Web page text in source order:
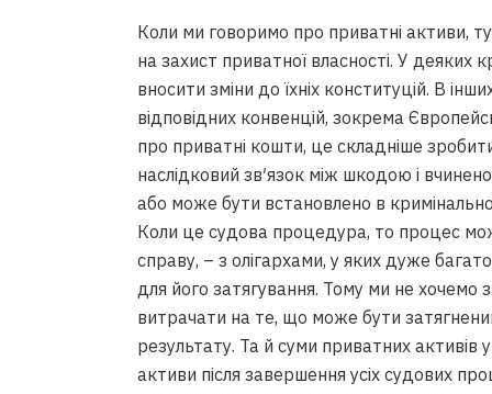
Коли ми говоримо про приватні активи,
на захист приватної власності. У деяких
вносити зміни до їхніх конституцій. В
відповідних конвенцій, зокрема
про приватні кошти, це складніше
наслідковий зв′язок між шкодою і
або може бути встановлено в
Коли це судова процедура, то процес
справу, – з олігархами, у яких дуже
для його затягування. Тому ми не хочемо
витрачати на те, що може бути
результату. Та й суми приватних активів
активи після завершення усіх судових